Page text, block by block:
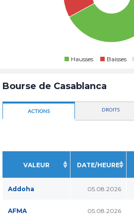
Hausses Baisses
Bourse de Casablanca
ACTIONS DROITS
VALEUR DATE/HEURE
Addoha 05.08.2026
AFMA 05.08.2026